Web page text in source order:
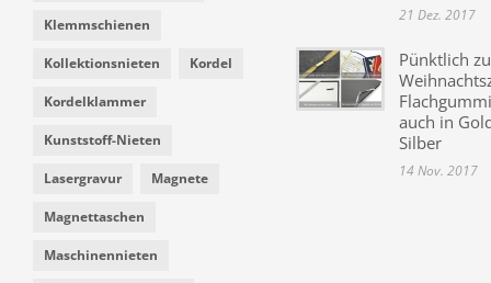
Klemmschienen
Kollektionsnieten Kordel
Kordelklammer
Kunststoff-Nieten
Lasergravur Magnete
Magnettaschen
Maschinennieten
21 Dez. 2017
Pünktlich
auch in
Silber
14 Nov. 2017